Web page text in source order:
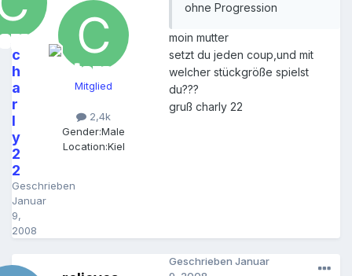
c
h
a
r
l
y
2
2
Geschrieben
Januar
9,
2008
Mitglied
2,4k
Gender:Male
Location:Kiel
ohne Progression
moin mutter
setzt du jeden coup,und mit
welcher stückgröße spielst
du???
gruß charly 22
Geschrieben Januar